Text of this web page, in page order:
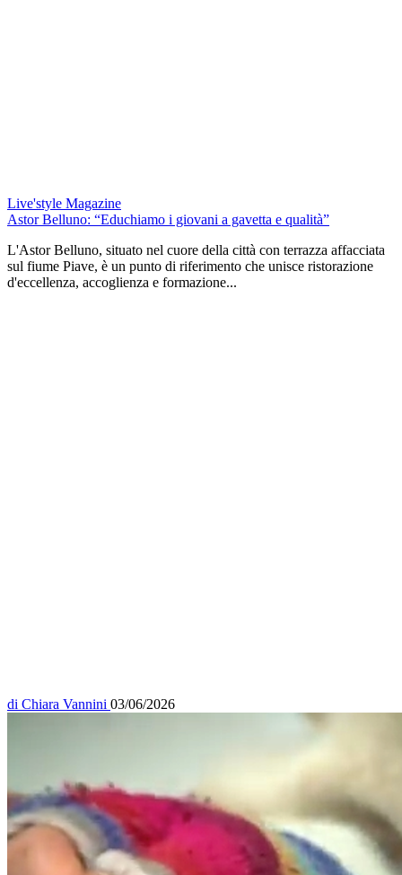
Live'style Magazine
Astor Belluno: “Educhiamo i giovani a gavetta e qualità”
L'Astor Belluno, situato nel cuore della città con terrazza affacciata
sul fiume Piave, è un punto di riferimento che unisce ristorazione
d'eccellenza, accoglienza e formazione...
di Chiara Vannini 03/06/2026